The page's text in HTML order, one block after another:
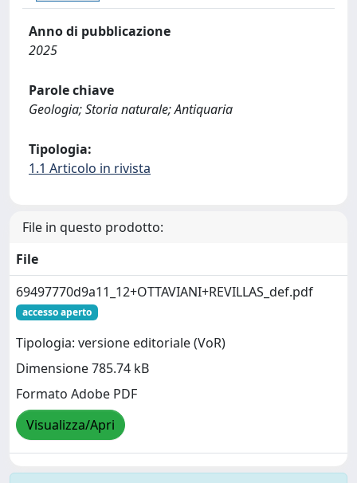
Anno di pubblicazione
2025
Parole chiave
Geologia; Storia naturale; Antiquaria
Tipologia:
1.1 Articolo in rivista
File in questo prodotto:
File
69497770d9a11_12+OTTAVIANI+REVILLAS_def.pdf
accesso aperto
Tipologia: versione editoriale (VoR)
Dimensione 785.74 kB
Formato Adobe PDF
Visualizza/Apri